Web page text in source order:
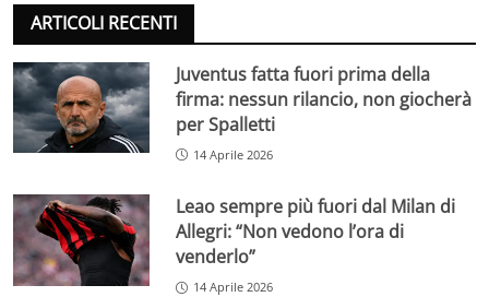
ARTICOLI RECENTI
Juventus fatta fuori prima della
firma: nessun rilancio, non giocherà
per Spalletti
14 Aprile 2026
Leao sempre più fuori dal Milan di
Allegri: “Non vedono l’ora di
venderlo”
14 Aprile 2026